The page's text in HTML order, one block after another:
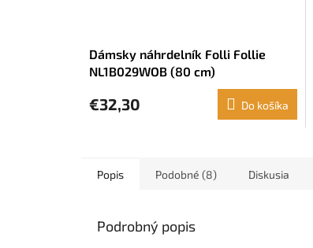
Dámsky náhrdelník Folli Follie
NL1B029WOB (80 cm)
€32,30 Do košíka
Popis Podobné (8) Diskusia
Podrobný popis